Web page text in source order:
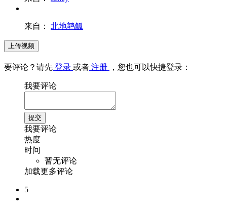
来自： 北地鹑觚
上传视频
要评论？请先 登录 或者 注册 ，您也可以快捷登录：
我要评论
我要评论
热度
时间
暂无评论
加载更多评论
5